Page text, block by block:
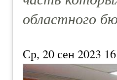
областного
Ср, 20 сен 2023